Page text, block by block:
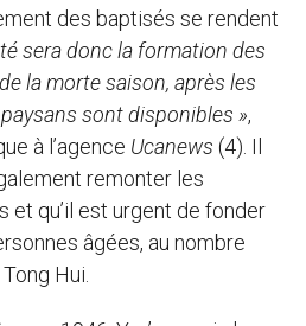
des baptisés se rendent
sera donc la formation des
la morte saison, après les
sont disponibles »,
à l’agence Ucanews (4). Il
remonter les
et qu’il est urgent de fonder
âgées, au nombre
Hui.